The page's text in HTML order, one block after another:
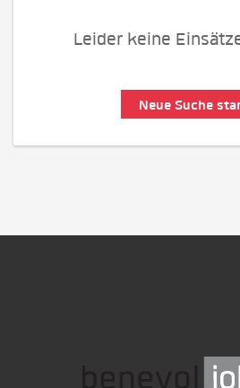
Leider keine
Neue Suche